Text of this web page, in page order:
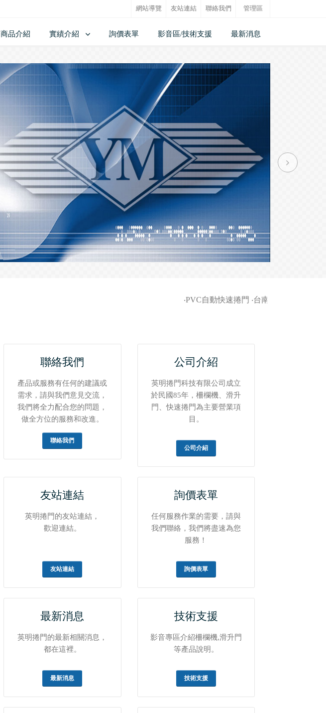
網站導覽 友站連結 聯絡我們 管理區
商品介紹 實績介紹 詢價表單 影音區/技術支援 最新消息

PVC自動快速捲門‧台南家商-柵欄機等車輛
聯絡我們
產品或服務有任何的建議或
需求，請與我們意見交流，
我們將全力配合您的問題，
做全方位的服務和改進。
聯絡我們
公司介紹
英明捲門科技有限公司成立
於民國85年，柵欄機、滑升
門、快速捲門為主要營業項
目。
公司介紹
友站連結
英明捲門的友站連結，
歡迎連結。
友站連結
詢價表單
任何服務作業的需要，請與
我們聯絡，我們將盡速為您
服務！
詢價表單
最新消息
英明捲門的最新相關消息，
都在這裡。
最新消息
技術支援
影音專區介紹柵欄機,滑升門
等產品說明。
技術支援